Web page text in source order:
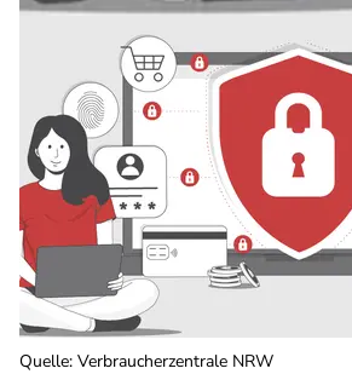
Quelle: Verbraucherzentrale NRW